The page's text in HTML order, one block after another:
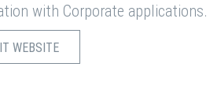
with Corporate applications.
WEBSITE